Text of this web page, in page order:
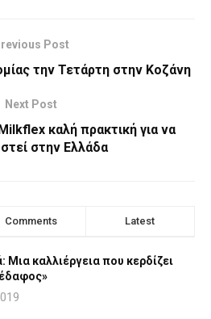
Post
την Τετάρτη στην Κοζάνη
Next Post
καλή πρακτική για να
στην Ελλάδα
Comments Latest
Μια καλλιέργεια που κερδίζει